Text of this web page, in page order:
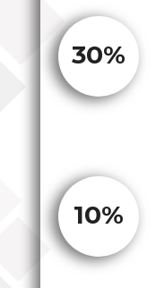
30%
10%